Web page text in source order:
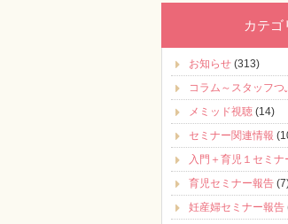
カテゴ
お知らせ (313)
コラム～スタッフつ
メミッド視聴 (14)
セミナー関連情報
入門＋育児１セミナ
育児セミナー報告
妊産婦セミナー報告